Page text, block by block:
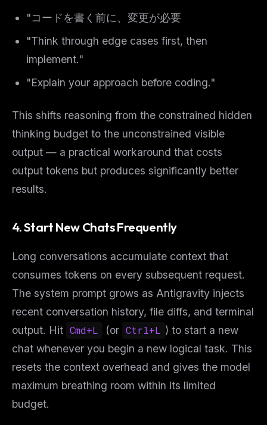
"コードを書く前に、変更が必要
"Think through edge cases first, then
implement."
"Explain your approach before coding."
This shifts reasoning from the constrained hidden
thinking budget to the unconstrained visible
output — a practical workaround that costs
output tokens but produces significantly better
results.
4. Start New Chats Frequently
Long conversations accumulate context that
consumes tokens on every subsequent request.
The system prompt grows as Antigravity injects
recent conversation history, file diffs, and terminal
output. Hit Cmd+L (or Ctrl+L ) to start a new
chat whenever you begin a new logical task. This
resets the context overhead and gives the model
maximum breathing room within its limited
budget.